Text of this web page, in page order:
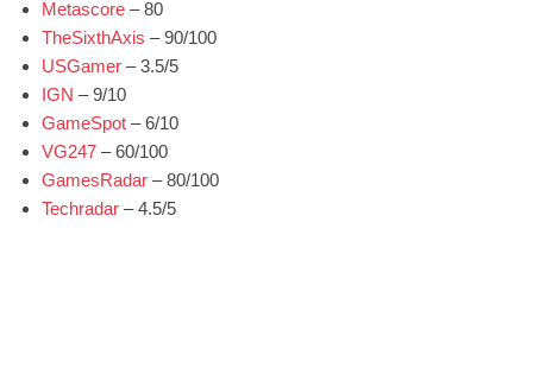
Metascore – 80
TheSixthAxis – 90/100
USGamer – 3.5/5
IGN – 9/10
GameSpot – 6/10
VG247 – 60/100
GamesRadar – 80/100
Techradar – 4.5/5